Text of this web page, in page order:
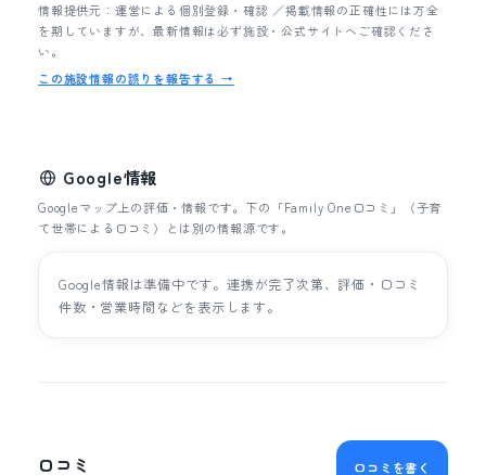
情報提供元：運営による個別登録・確認 ／掲載情報の正確性には万全
を期していますが、最新情報は必ず施設・公式サイトへご確認くださ
い。
この施設情報の誤りを報告する →
Google情報
Googleマップ上の評価・情報です。下の「Family One口コミ」（子育
て世帯による口コミ）とは別の情報源です。
Google情報は準備中です。連携が完了次第、評価・口コミ
件数・営業時間などを表示します。
口コミ 口コミを書く